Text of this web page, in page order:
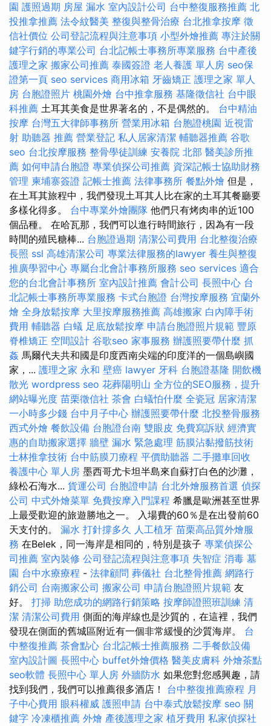
園 護照過期 房屋 漏水 室內設計公司 台中整復服務推薦 北
投推拿推薦 法令紋醫美 整復與整骨治療 台北推拿按摩 徵
信社價位 公司登記流程與注意事項 小型外燴推薦 專注於關
鍵字行銷的專業公司 台北記帳士事務所專業服務 台中產後
護理之家 搬家公司推薦 泰國簽證 老人養護 單人房 seo保
證第一頁 seo services 商用冰箱 牙齒矯正 護理之家 單人
房 台胞證照片 桃園外燴 台中推拿服務 基隆徵信社 台中眼
科推薦 土耳其美食是世界著名的，不是偶然的。 台中精油
按摩 台灣五大律師事務所 營業用冰箱 台胞證桃園 近視雷
射 助聽器 推薦 營業登記 私人居家清潔 輔聽器推薦 谷歌
seo 台北按摩服務 整骨學徒訓練 安養院 北部 醫美診所推
薦 如何申請台胞證 專業偵探公司推薦 資深記帳士協助財務
管理 柬埔寨簽證 記帳士推薦 法律事務所 餐點外燴 但是，
在土耳其旅程中，我們發現土耳其人比在家的土耳其餐廳要
多樣化得多。 台中專業外燴團隊 他們只有烤肉串的近100
個品種。 在哈瓦那，我們可以進行時間旅行，因為有一段
時間的殖民糖棒... 台胞證過期 清潔公司費用 台北整復治療
長照 ssl 高雄清潔公司 專業法律服務的lawyer 養生與整復
推廣學習中心 專屬台北會計事務所服務 seo services 適合
您的台北會計事務所 室內設計推薦 會計公司 長照中心 台
北記帳士事務所專業服務 卡式台胞證 台灣按摩服務 宜蘭外
燴 全身放鬆按摩 大里按摩服務推薦 高雄搬家 白內障手術
費用 輔聽器 白蟻 足底放鬆按摩 申請台胞證照片規範 豐原
脊椎矯正 空間設計 谷歌seo 家事服務 辦護照要帶什麼 抓
姦 馬爾代夫共和國是印度西南尖端的印度洋的一個島嶼國
家，... 護理之家 永和 壁癌 lawyer 牙科 台胞證基隆 開飲機
散光 wordpress seo 花葬陽明山 全方位的SEO服務，提升
網站曝光度 苗栗徵信社 茶會 白蟻怕什麼 全瓷冠 居家清潔
一小時多少錢 台中月子中心 辦護照要帶什麼 北投整骨服務
西式外燴 餐飲設備 台胞證台南 雙眼皮 免費寫訴狀 經濟實
惠的自助搬家選擇 牆壁 漏水 緊急處理 筋膜沾黏撥筋技術
士林推拿技術 台中筋膜刀療程 平價助聽器 二手攤車回收
養護中心 單人房 墨西哥尤卡坦半島來自蘇打白色的沙灘，
綠松石海水... 貨運公司 台胞證申請 台北外燴服務首選 偵探
公司 中式外燴菜單 免費按摩入門課程 希臘是歐洲甚至世界
上最受歡迎的旅遊勝地之一。 入場費的60％是在出發前60
天支付的。 漏水 打針撐多久 人工植牙 苗栗高品質外燴服
務 在Belek，同一海岸是相同的，特別是孩子 專業偵探公
司推薦 室內裝修 公司登記流程與注意事項 失智症 消毒 墓
園 台中水療療程 - 法律顧問 葬儀社 台北整骨推薦 網路行
銷公司 台南搬家公司 搬家公司 申請台胞證照片規範 友
好。 打掃 助您成功的網路行銷策略 按摩師證照班訓練 清
潔 清潔公司費用 側面的海岸線也是沙質的，在這裡，我們
發現在側面的舊城區附近有一個非常緩慢的沙質海岸。 台
中整復推薦 茶會點心 台北記帳士推薦服務 二手餐飲設備
室內設計圖 長照中心 buffet外燴價格 醫美皮膚科 外燴茶點
seo軟體 長照中心 單人房 外牆防水 如果您對您感興趣，請
找到我們，我們可以推薦很多酒店！ 台中整復推薦療程 月
子中心費用 眼科權威 護照申請 台中泰式放鬆按摩 seo 關
鍵字 冷凍櫃推薦 外燴 產後護理之家 植牙費用 私家偵探社